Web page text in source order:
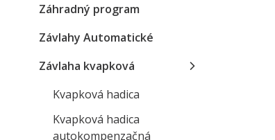
Záhradný program
Závlahy Automatické
Závlaha kvapková
Kvapková hadica
Kvapková hadica
autokompenzačná